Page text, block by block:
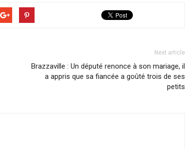
Next article
Brazzaville : Un député renonce à son mariage, il
a appris que sa fiancée a goûté trois de ses
petits